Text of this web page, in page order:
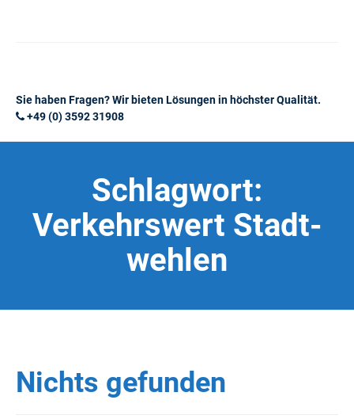
Sie haben Fragen? Wir bieten Lösungen in höchster Qualität.
+49 (0) 3592 31908
Schlagwort:
Verkehrswert Stadt-
wehlen
Nichts gefunden